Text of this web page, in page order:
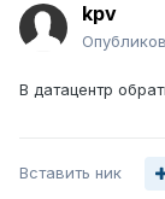
kpv
В датацентр
Вставить ник